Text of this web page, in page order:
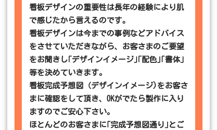
看板デザインの重要性は長年の経験により肌
で感じたから言えるのです。
看板デザインは今までの事例などアドバイス
をさせていただきながら、お客さまのご要望
をお聞きし｢デザインイメージ｣｢配色｣｢書体｣
等を決めていきます。
看板完成予想図（デザインイメージ)をお客さ
まに確認をして頂き、OKがでたら製作に入り
ますのでご安心下さい。
ほとんどのお客さまに｢完成予想図通り｣とご